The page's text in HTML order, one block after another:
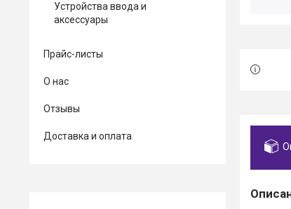
Устройства ввода и
аксессуары
Прайс-листы
О нас
Отзывы
Доставка и оплата